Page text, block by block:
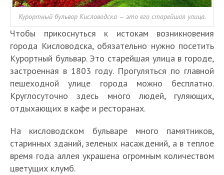
Курортный бульвар Кисловодска — это его старейшая улица.
Чтобы прикоснуться к истокам возникновения
города Кисловодска, обязательно нужно посетить
Курортный бульвар. Это старейшая улица в городе,
застроенная в 1803 году. Прогуляться по главной
пешеходной улице города можно бесплатно.
Круглосуточно здесь много людей, гуляющих,
отдыхающих в кафе и ресторанах.
На кисловодском бульваре много памятников,
старинных зданий, зеленых насаждений, а в теплое
время года аллея украшена огромным количеством
цветущих клумб.